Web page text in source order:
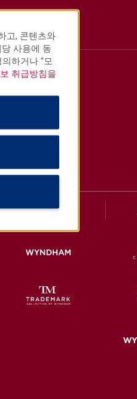
UPSCALE
고, 콘텐츠와
사용에 동
하거나 “모
취급방침을